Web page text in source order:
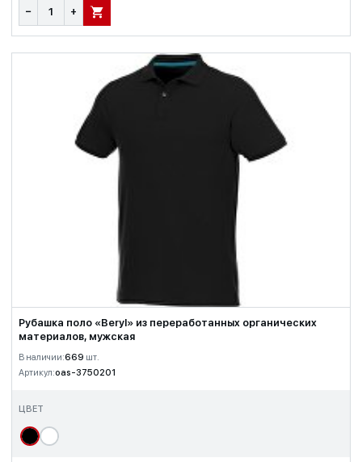
− + В КОРЗИНУ
Рубашка поло «Beryl» из переработанных органических
материалов, мужская
В наличии:669 шт.
Артикул:oas-3750201
ЦВЕТ